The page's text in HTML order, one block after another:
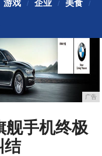
游戏 / 企业 / 美食 /
广告
舰手机终极
结